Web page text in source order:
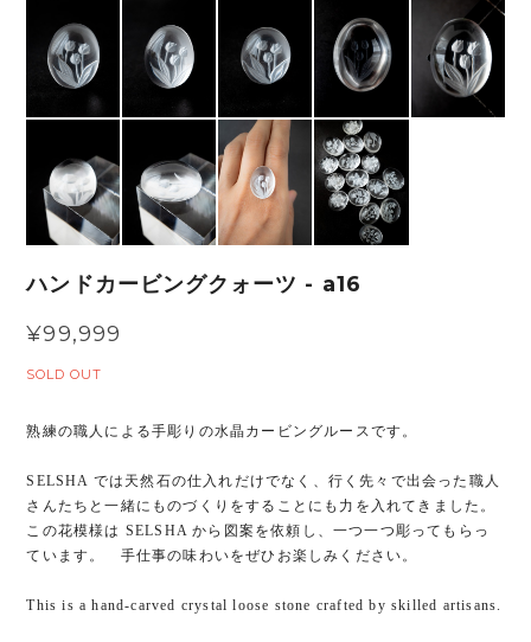
ハンドカービングクォーツ - a16
¥99,999
SOLD OUT
熟練の職人による手彫りの水晶カービングルースです。
SELSHA では天然石の仕入れだけでなく、行く先々で出会った職人
さんたちと一緒にものづくりをすることにも力を入れてきました。
この花模様は SELSHA から図案を依頼し、一つ一つ彫ってもらっ
ています。 手仕事の味わいをぜひお楽しみください。
This is a hand-carved crystal loose stone crafted by skilled artisans.